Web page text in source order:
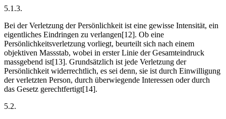
5.1.3.
Bei der Verletzung der Persönlichkeit ist eine gewisse Intensität, ein
eigentliches Eindringen zu verlangen[12]. Ob eine
Persönlichkeitsverletzung vorliegt, beurteilt sich nach einem
objektiven Mass­stab, wobei in erster Linie der Gesamteindruck
massgebend ist[13]. Grundsätzlich ist jede Verletzung der
Persönlichkeit widerrechtlich, es sei denn, sie ist durch Einwilligung
der verletzten Person, durch überwiegende Interessen oder durch
das Gesetz gerechtfertigt[14].
5.2.